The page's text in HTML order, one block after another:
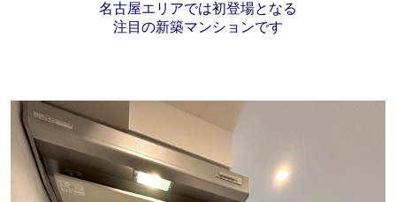
名古屋エリアでは初登場となる
注目の新築マンションです